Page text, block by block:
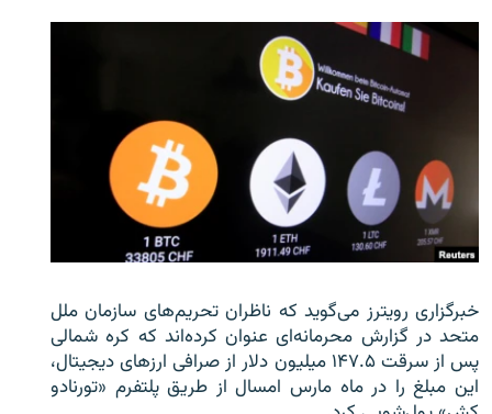
خبرگزاری رویترز می‌گوید که ناظران تحریم‌های سازمان ملل
متحد در گزارش محرمانه‌ای عنوان کرده‌اند که کره شمالی
پس از سرقت ۱۴۷.۵ میلیون دلار از صرافی ارزهای دیجیتال،
این مبلغ را در ماه مارس امسال از طریق پلتفرم «تورنادو